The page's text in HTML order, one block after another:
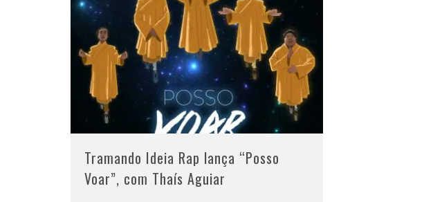
Tramando Ideia Rap lança “Posso
Voar”, com Thaís Aguiar